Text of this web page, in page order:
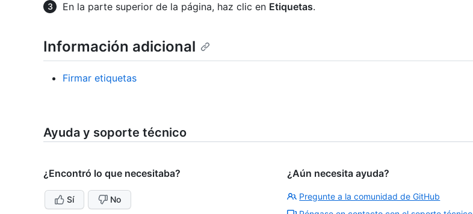
En la parte superior de la página, haz clic en Etiquetas.
Información adicional
Firmar etiquetas
Ayuda y soporte técnico
¿Encontró lo que necesitaba?
Sí No
¿Aún necesita ayuda?
Pregunte a la comunidad de GitHub